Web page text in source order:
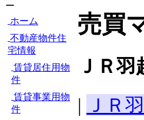
ー
ホーム
不動産物件住
宅情報
賃貸居住用物
件
賃貸事業用物
件
売買
ＪＲ
| ＪＲ